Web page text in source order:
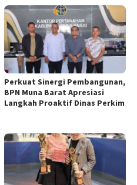
Perkuat Sinergi Pembangunan,
BPN Muna Barat Apresiasi
Langkah Proaktif Dinas Perkim